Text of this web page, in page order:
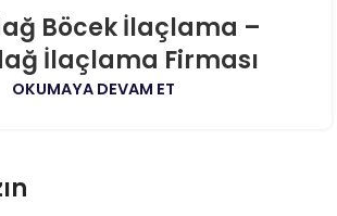
Böcek İlaçlama –
İlaçlama Firması
OKUMAYA DEVAM ET